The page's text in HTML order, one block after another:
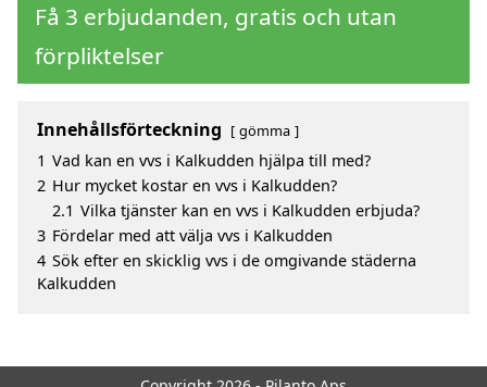
Få 3 erbjudanden, gratis och utan
förpliktelser
Innehållsförteckning gömma
1 Vad kan en vvs i Kalkudden hjälpa till med?
2 Hur mycket kostar en vvs i Kalkudden?
2.1 Vilka tjänster kan en vvs i Kalkudden erbjuda?
3 Fördelar med att välja vvs i Kalkudden
4 Sök efter en skicklig vvs i de omgivande städerna
Kalkudden